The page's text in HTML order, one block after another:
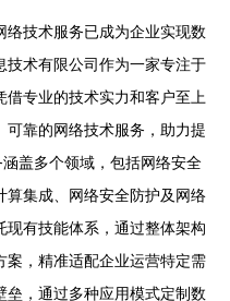
技术服务已成为企业实现数
技术有限公司作为一家专注于
借专业的技术实力和客户至上
可靠的网络技术服务，助力提
盖多个领域，包括网络安全
算集成、网络安全防护及网络
有技能体系，通过整体架构
案，精准适配企业运营特定需
，通过多种应用模式定制数